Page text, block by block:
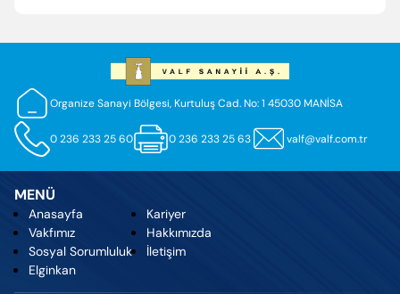
Organize Sanayi Bölgesi, Kurtuluş Cad. No: 1 45030 MANİSA
0 236 233 25 60 0 236 233 25 63 valf@valf.com.tr
MENÜ
Anasayfa
Vakfımız
Sosyal Sorumluluk
Elginkan
Kariyer
Hakkımızda
İletişim